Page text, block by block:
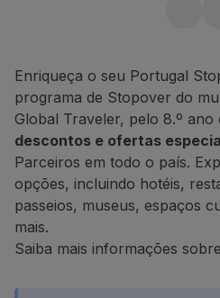
Gestão da Reserva
Extras e Upgrades
Fatura online
TAP Vouchers
Extras
Alugar carro
Alojamento
Check-in
Informações de Check-in
Aproveite ainda
qualquer voo
Saiba
Enriqueça o seu Portugal
programa de Stopover do
Global Traveler, pelo 8.º ano
descontos e ofertas
Parceiros em todo o país.
opções, incluindo hotéis,
passeios, museus, espaços
mais.
Saiba mais informações